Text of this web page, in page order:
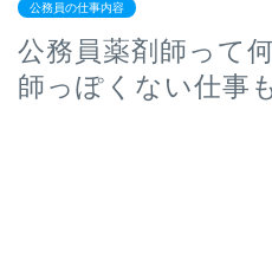
公務員の仕事内容
公務員薬剤師って
師っぽくない仕事